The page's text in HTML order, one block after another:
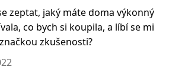
zeptat, jaký máte doma výkonný
co bych si koupila, a líbí se mi
zkušenosti?